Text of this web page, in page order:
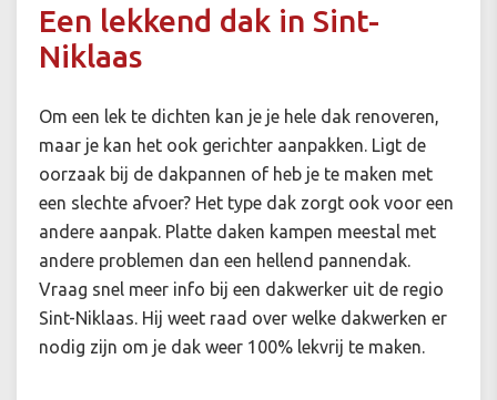
Een lekkend dak in Sint-
Niklaas
Om een lek te dichten kan je je hele dak renoveren,
maar je kan het ook gerichter aanpakken. Ligt de
oorzaak bij de dakpannen of heb je te maken met
een slechte afvoer? Het type dak zorgt ook voor een
andere aanpak. Platte daken kampen meestal met
andere problemen dan een hellend pannendak.
Vraag snel meer info bij een dakwerker uit de regio
Sint-Niklaas. Hij weet raad over welke dakwerken er
nodig zijn om je dak weer 100% lekvrij te maken.